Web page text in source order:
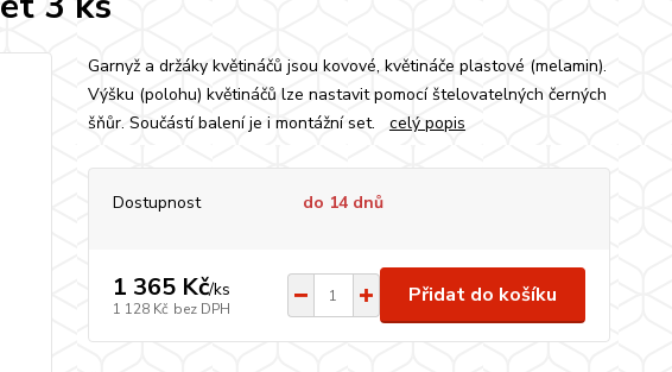
Garnyž a držáky květináčů jsou kovové, květináče plastové (melamin).
Výšku (polohu) květináčů lze nastavit pomocí štelovatelných černých
šňůr. Součástí balení je i montážní set. celý popis
Dostupnost do 14 dnů
1 365 Kč/ks
1 128 Kč bez DPH
Přidat do košíku